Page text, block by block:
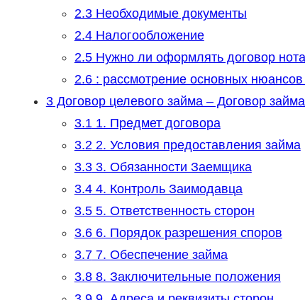
2.3Необходимые документы
2.4Налогообложение
2.5Нужно ли оформлять договор
2.6: рассмотрение основных
3Договор целевого займа – Договор
3.11. Предмет договора
3.22. Условия предоставления займа
3.33. Обязанности Заемщика
3.44. Контроль Заимодавца
3.55. Ответственность сторон
3.66. Порядок разрешения споров
3.77. Обеспечение займа
3.88. Заключительные положения